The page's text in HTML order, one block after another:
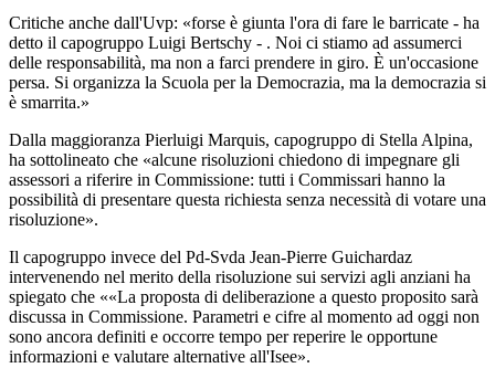
Critiche anche dall'Uvp: «forse è giunta l'ora di fare le barricate - ha
detto il capogruppo Luigi Bertschy - . Noi ci stiamo ad assumerci
delle responsabilità, ma non a farci prendere in giro. È un'occasione
persa. Si organizza la Scuola per la Democrazia, ma la democrazia si
è smarrita.»
Dalla maggioranza Pierluigi Marquis, capogruppo di Stella Alpina,
ha sottolineato che «alcune risoluzioni chiedono di impegnare gli
assessori a riferire in Commissione: tutti i Commissari hanno la
possibilità di presentare questa richiesta senza necessità di votare una
risoluzione».
Il capogruppo invece del Pd-Svda Jean-Pierre Guichardaz
intervenendo nel merito della risoluzione sui servizi agli anziani ha
spiegato che ««La proposta di deliberazione a questo proposito sarà
discussa in Commissione. Parametri e cifre al momento ad oggi non
sono ancora definiti e occorre tempo per reperire le opportune
informazioni e valutare alternative all'Isee».